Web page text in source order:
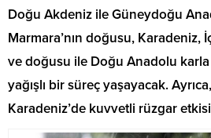
Doğu Akdeniz ile Güneydoğu
Marmara’nın doğusu, Karadeniz,
ve doğusu ile Doğu Anadolu karla
yağışlı bir süreç yaşayacak.
Karadeniz’de kuvvetli rüzgar